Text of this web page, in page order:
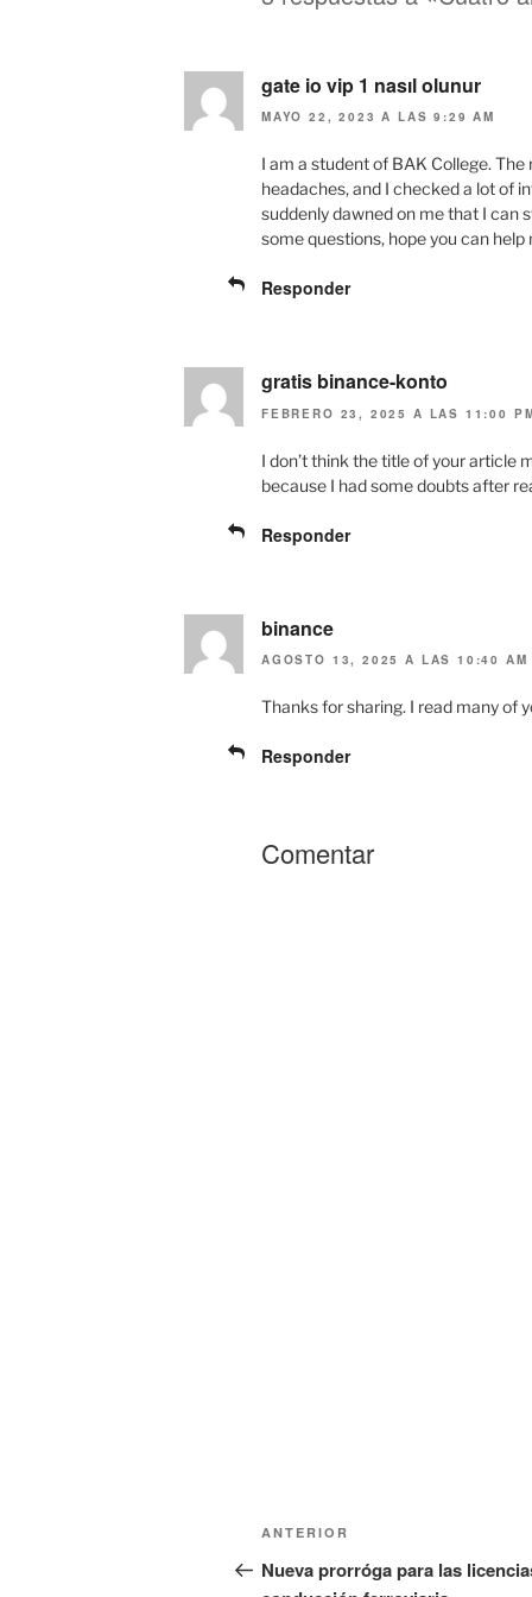
r
(
S
e
b
r
e
e
n
u
n
v
e
a
n
u
e
a
)
o
k
(
S
a
b
r
e
e
n
u
a
v
n
a
n
u
v
a
)
gate io vip 1 nasıl olunur
MAYO 22, 2023 A LAS 9:29 AM
I am a student of BAK College.
headaches, and I checked a lot of
suddenly dawned on me that I can
some questions, hope you can help
Responder
gratis binance-konto
FEBRERO 23, 2025 A LAS 11:00
I don’t think the title of your article
because I had some doubts after
Responder
binance
AGOSTO 13, 2025 A LAS 10:40 AM
Thanks for sharing. I read many of
Responder
Comentar
Navegación
de
Entrada
anterior:
ANTERIOR
Nueva prorróga para las